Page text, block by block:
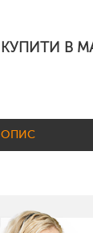
КУПИТИ В
ОПИС